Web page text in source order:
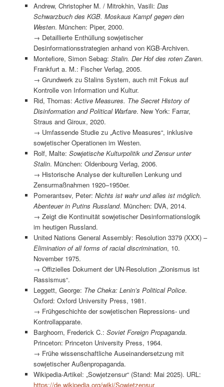
Andrew, Christopher M. / Mitrokhin, Vasili: Das
Schwarzbuch des KGB. Moskaus Kampf gegen den
Westen. München: Piper, 2000.
→ Detaillierte Enthüllung sowjetischer
Desinformationsstrategien anhand von KGB-Archiven.
Montefiore, Simon Sebag: Stalin. Der Hof des roten Zaren.
Frankfurt a. M.: Fischer Verlag, 2005.
→ Grundwerk zu Stalins System, auch mit Fokus auf
Kontrolle von Information und Kultur.
Rid, Thomas:Active Measures. The Secret History of
Disinformation and Political Warfare. New York: Farrar,
Straus and Giroux, 2020.
→ Umfassende Studie zu „Active Measures“, inklusive
sowjetischer Operationen im Westen.
Rolf, Malte: Sowjetische Kulturpolitik und Zensur unter
Stalin. München: Oldenbourg Verlag, 2006.
→ Historische Analyse der kulturellen Lenkung und
Zensurmaßnahmen 1920–1950er.
Pomerantsev, Peter: Nichts ist wahr und alles ist möglich.
Abenteuer in Putins Russland. München: DVA, 2014.
→ Zeigt die Kontinuität sowjetischer Desinformationslogik
im heutigen Russland.
United Nations General Assembly: Resolution 3379 (XXX) –
Elimination of all forms of racial discrimination, 10.
November 1975.
→ Offizielles Dokument der UN-Resolution „Zionismus ist
Rassismus“.
Leggett, George: The Cheka: Lenin’s Political Police.
Oxford: Oxford University Press, 1981.
→ Frühgeschichte der sowjetischen Repressions- und
Kontrollapparate.
Barghoorn, Frederick C.: Soviet Foreign Propaganda.
Princeton: Princeton University Press, 1964.
→ Frühe wissenschaftliche Auseinandersetzung mit
sowjetischer Außenpropaganda.
Wikipedia-Artikel: „Sowjetzensur“ (Stand: Mai 2025). URL:
https://de.wikipedia.org/wiki/Sowjetzensur